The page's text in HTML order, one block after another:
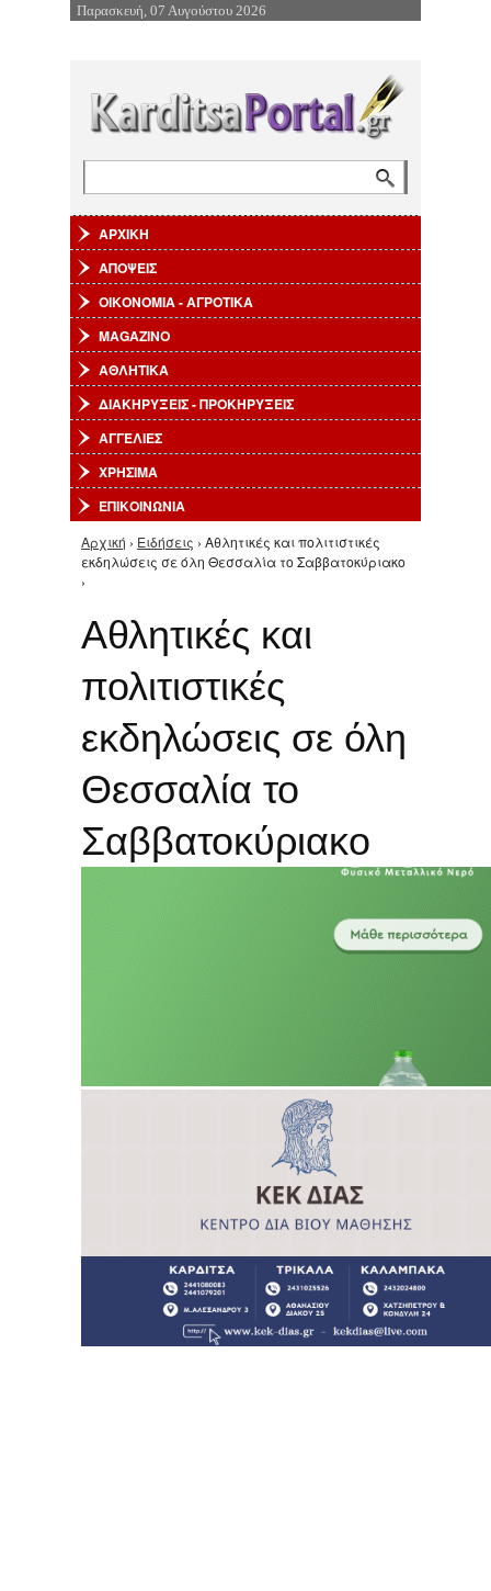
Επιστροφή στην Πλοήγηση
Παρασκευή, 07 Αυγούστου 2026
ΑΡΧΙΚΗ
ΑΠΟΨΕΙΣ
ΟΙΚΟΝΟΜΙΑ - ΑΓΡΟΤΙΚΑ
MAGAZINO
ΑΘΛΗΤΙΚΑ
ΔΙΑΚΗΡΥΞΕΙΣ - ΠΡΟΚΗΡΥΞΕΙΣ
ΑΓΓΕΛΙΕΣ
ΧΡΗΣΙΜΑ
ΕΠΙΚΟΙΝΩΝΙΑ
Είστε εδώ
Αρχική › Ειδήσεις › Αθλητικές και πολιτιστικές
εκδηλώσεις σε όλη Θεσσαλία το Σαββατοκύριακο
›
Αθλητικές και
πολιτιστικές
εκδηλώσεις σε όλη
Θεσσαλία το
Σαββατοκύριακο